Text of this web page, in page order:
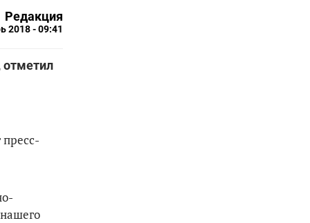
Редакция
2018 - 09:41
отметил